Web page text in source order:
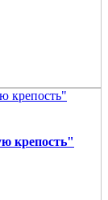
крепость"